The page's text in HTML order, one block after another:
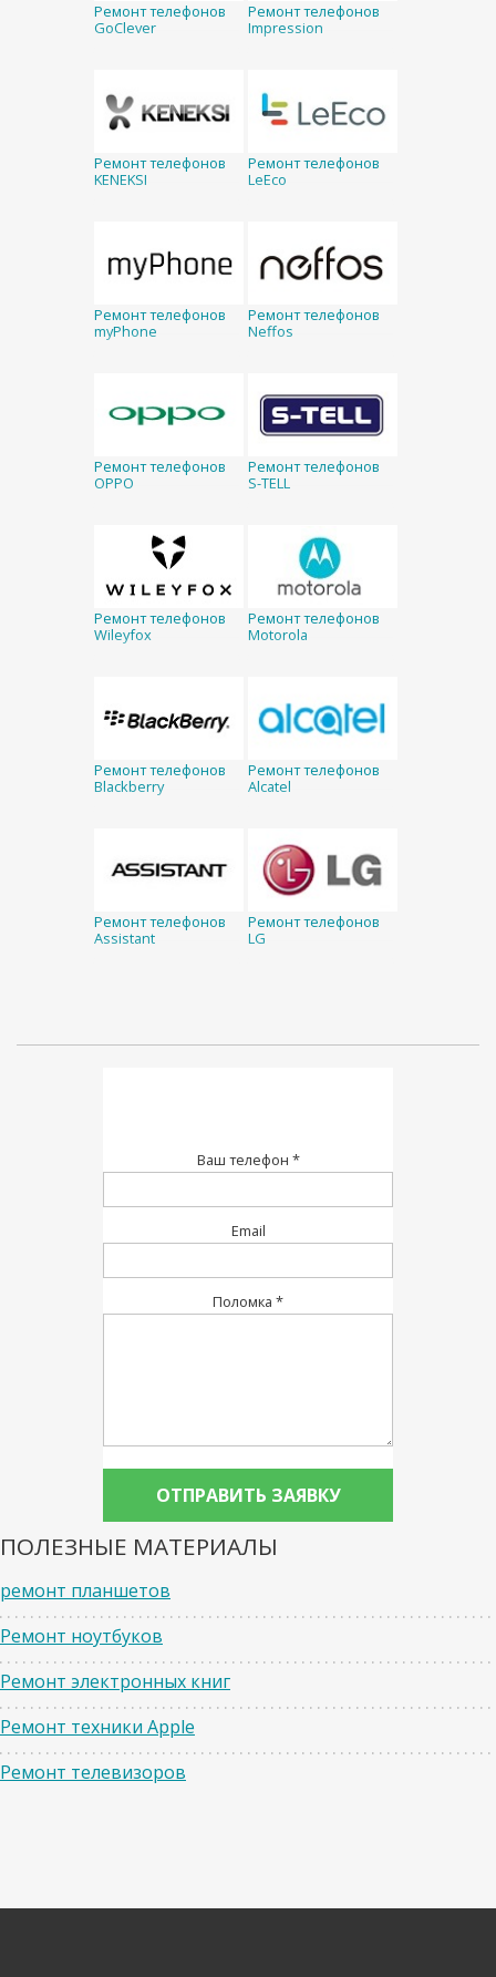
Ремонт телефонов
GoClever
Ремонт телефонов
Impression
Ремонт телефонов
KENEKSI
Ремонт телефонов
LeEco
Ремонт телефонов
myPhone
Ремонт телефонов
Neffos
Ремонт телефонов
OPPO
Ремонт телефонов
S-TELL
Ремонт телефонов
Wileyfox
Ремонт телефонов
Motorola
Ремонт телефонов
Blackberry
Ремонт телефонов
Alcatel
Ремонт телефонов
Assistant
Ремонт телефонов
LG
Ваш телефон *
Email
Поломка *
ПОЛЕЗНЫЕ МАТЕРИАЛЫ
ремонт планшетов
Ремонт ноутбуков
Ремонт электронных книг
Ремонт техники Apple
Ремонт телевизоров